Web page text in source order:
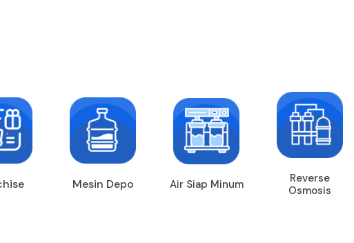
Mesin Depo Air Siap Minum
Reverse
Osmosis